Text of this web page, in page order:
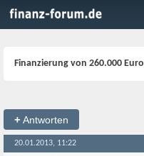
Finanzierung von 260.000 Euro
+Antworten
20.01.2013, 11:22